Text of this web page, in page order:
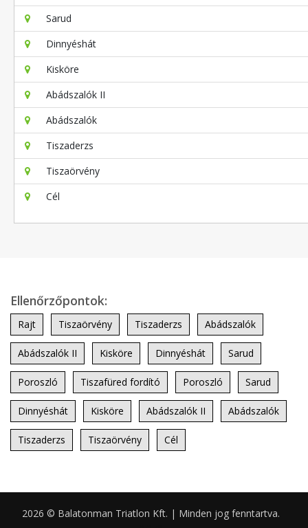
Sarud
Dinnyéshát
Kisköre
Abádszalók II
Abádszalók
Tiszaderzs
Tiszaörvény
Cél
Ellenőrzőpontok:
Rajt Tiszaörvény Tiszaderzs Abádszalók
Abádszalók II Kisköre Dinnyéshát Sarud
Poroszló Tiszafüred fordító Poroszló Sarud
Dinnyéshát Kisköre Abádszalók II Abádszalók
Tiszaderzs Tiszaörvény Cél
2026 © Balatonman Triatlon Kft. | Minden jog fenntartva.